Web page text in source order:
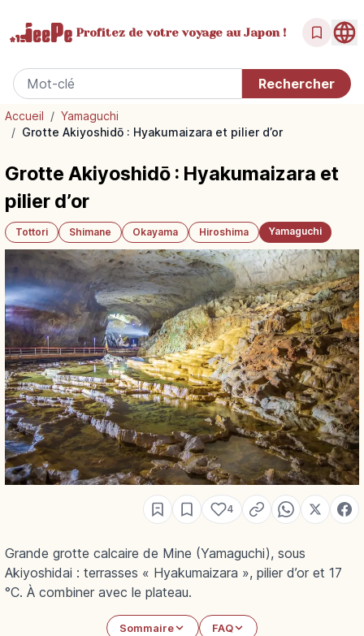
Profitez de votrevoyage au Japon !
Accueil / Yamaguchi
/ Grotte Akiyoshidō : Hyakumaizara et pilier d’or
Grotte Akiyoshidō : Hyakumaizara et
pilier d’or
Tottori Shimane Okayama Hiroshima Yamaguchi
4
Grande grotte calcaire de Mine (Yamaguchi), sous
Akiyoshidai : terrasses « Hyakumaizara », pilier d’or et 17
°C. À combiner avec le plateau.
Sommaire FAQ